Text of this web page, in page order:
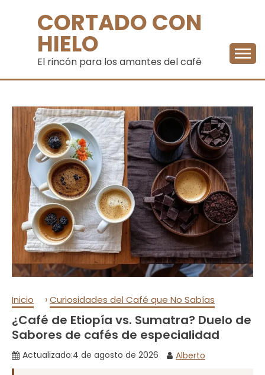
contenidoCORTADO CON
HIELO
El rincón para los amantes del café
Inicio ›Curiosidades del Café que No Sabías
¿Café de Etiopía vs. Sumatra? Duelo de
Sabores de cafés de especialidad
Actualizado:4 de agosto de 2026 Alberto